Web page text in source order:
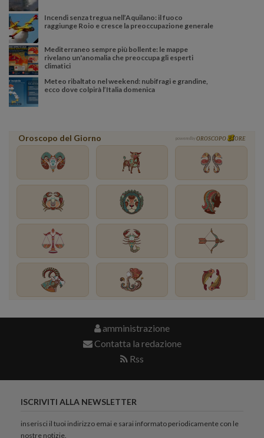
Incendi senza tregua nell’Aquilano: il fuoco
raggiunge Roio e cresce la preoccupazione generale
Mediterraneo sempre più bollente: le mappe
rivelano un'anomalia che preoccupa gli esperti
climatici
Meteo ribaltato nel weekend: nubifragi e grandine,
ecco dove colpirà l’Italia domenica
Oroscopo del Giorno powered by OROSCOPO ORE
amministrazione
Contatta la redazione
Rss
ISCRIVITI ALLA NEWSLETTER
inserisci il tuoi indirizzo emai e sarai informato periodicamente con le
nostre notizie.